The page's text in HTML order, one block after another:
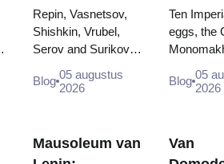
Tretjakovgalerij:
De schilderijen
waarvoor u uw
reis kunt
plannen
Repin, Vasnetsov,
Shishkin, Vrubel,
Serov and Surikov
stop people, where
Blog 05 augustus
2026
tronen
Ten
eggs, the
boy tsars
Blog 05
2026
Mausoleum van
Van